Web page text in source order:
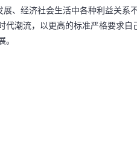
、经济社会生活中各种利益关系
潮流，以更高的标准严格要求自